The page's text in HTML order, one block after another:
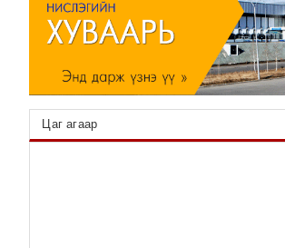
🕔
5 УЛСЫН ХАМТАРСАН
НЭГДЭВ
🕔 2025/11/21
Цаг агаар